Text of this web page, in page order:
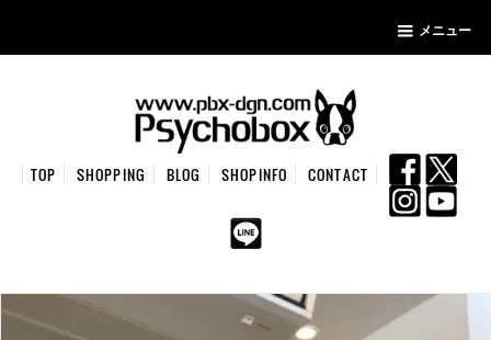
メニュー
TOP SHOPPING BLOG SHOPINFO CONTACT